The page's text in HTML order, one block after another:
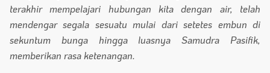
terakhir mempelajari hubungan kita dengan air, telah
mendengar segala sesuatu mulai dari setetes embun di
sekuntum bunga hingga luasnya Samudra Pasifik,
memberikan rasa ketenangan.